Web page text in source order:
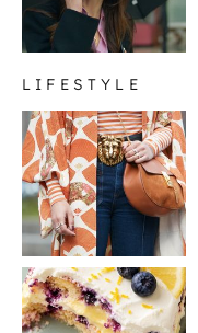
LIFESTYLE